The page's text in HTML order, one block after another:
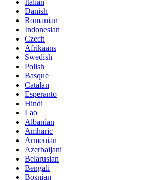
Danish
Romanian
Indonesian
Czech
Afrikaans
Swedish
Polish
Basque
Catalan
Esperanto
Hindi
Lao
Albanian
Amharic
Armenian
Azerbaijani
Belarusian
Bengali
Bosnian